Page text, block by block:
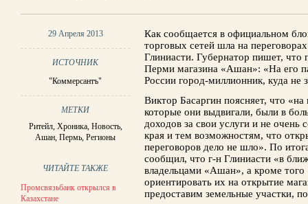
29 Апреля 2013
ИСТОЧНИК
"Коммерсантъ"
МЕТКИ
Ритейл, Хроника, Новость,
Ашан,Пермь,Регионы
ЧИТАЙТЕ ТАКЖЕ
Промсвязьбанк открылся в
Казахстане
Как сообщается в официальном
торговых сетей шла на
Глиниасти. Губернатор пишет, что
Перми магазина «Ашан»: «На его
России город-миллионник, куда не
Виктор Басаргин поясняет, что
которые они выдвигали, были в
доходов за свои услуги и не очень
края и тем возможностям, что
переговоров дело не шло». По
сообщил, что г-н Глиниасти «в
владельцами «Ашан», а кроме
ориентировать их на открытие
предоставим земельные участки,